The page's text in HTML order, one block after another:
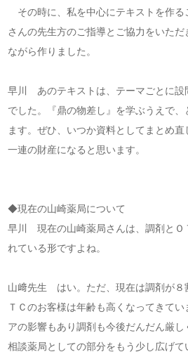
その時に、私を中心にテキストを作る
さんの先生方のご指導とご協力をいただ
ながら作りました。
早川 あのテキストは、テーマごとに設
でした。『鼎の物差し』を学ぶうえで
ます。ぜひ、いつか資料としてまとめ
一連の財産になると思います。
◆現在の山崎薬局について
早川 現在の山崎薬局さんは、調剤とＯ
れている形ですよね。
山﨑先生 はい。ただ、現在は調剤が８
ＴＣのお客様は年齢も高くなってきて
アの影響もあり調剤も今後だんだん厳し
相談薬局としての部分をもう少し広げて